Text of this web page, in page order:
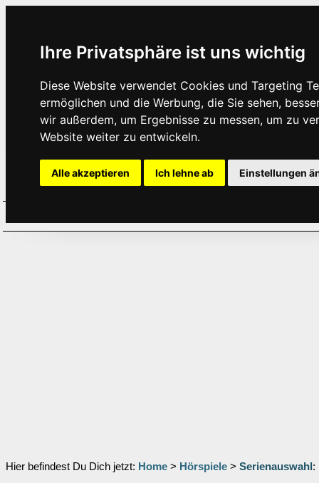
Ihre Privatsphäre ist uns wichtig
Diese Website verwendet Cookies und Targeting
ermöglichen und die Werbung, die Sie sehen,
wir außerdem, um Ergebnisse zu messen, um zu
Website weiter zu entwickeln.
Alle akzeptieren Ich lehne ab Einstellungen
Hier befindest Du Dich jetzt: Home > Hörspiele > Serienauswahl :